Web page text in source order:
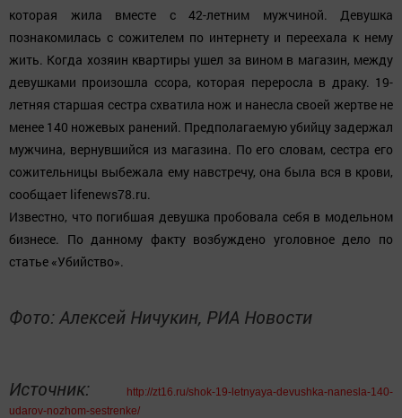
которая жила вместе с 42-летним мужчиной. Девушка
познакомилась с сожителем по интернету и переехала к нему
жить. Когда хозяин квартиры ушел за вином в магазин, между
девушками произошла ссора, которая переросла в драку. 19-
летняя старшая сестра схватила нож и нанесла своей жертве не
менее 140 ножевых ранений. Предполагаемую убийцу задержал
мужчина, вернувшийся из магазина. По его словам, сестра его
сожительницы выбежала ему навстречу, она была вся в крови,
сообщает lifenews78.ru.
Известно, что погибшая девушка пробовала себя в модельном
бизнесе. По данному факту возбуждено уголовное дело по
статье «Убийство».
Фото: Алексей Ничукин, РИА Новости
Источник:
http://zt16.ru/shok-19-letnyaya-devushka-nanesla-140-
udarov-nozhom-sestrenke/